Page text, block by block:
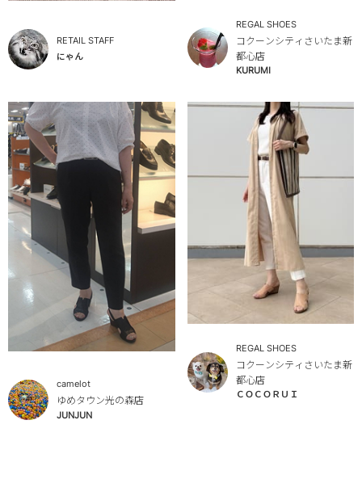
RETAIL STAFF
にゃん
REGAL SHOES
コクーンシティさいたま新
都心店
KURUMI
camelot
ゆめタウン光の森店
JUNJUN
REGAL SHOES
コクーンシティさいたま新
都心店
ＣＯＣＯＲＵＩ